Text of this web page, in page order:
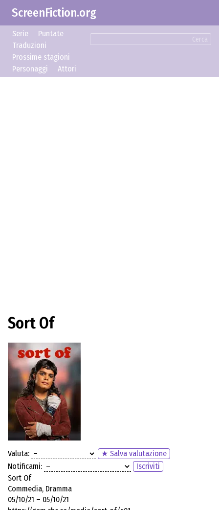
ScreenFiction.org
Cerca
Serie
Puntate
Traduzioni
Prossime stagioni
Personaggi
Attori
Sort Of
Valuta:
★ Salva valutazione
Notificami:
Iscriviti
Sort Of
Commedia, Dramma
05/10/21 – 05/10/21